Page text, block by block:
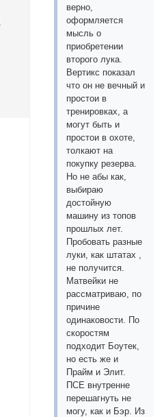
верно,
оформляется
мысль о
приобретении
второго лука.
Вертикс показал
что он не вечный и
простои в
тренировках, а
могут быть и
простои в охоте,
толкают на
покупку резерва.
Но не абы как,
выбираю
достойную
машину из топов
прошлых лет.
Пробовать разные
луки, как штатах ,
не получится.
Матвейки не
рассматриваю, по
причине
одинаковости. По
скоростям
подходит Боутек,
но есть же и
Прайм и Элит.
ПСЕ внутренне
перешагнуть не
могу, как и Бэр. Из